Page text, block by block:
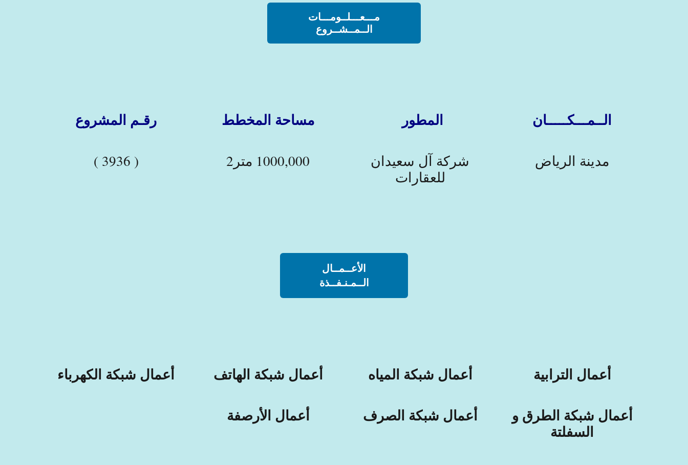
مـــعـــلــومـــات
الــمــشــروع
الــمـــكـــــان
مدينة الرياض
المطور
شركة آل سعيدان
للعقارات
مساحة المخطط
1000,000 متر2
رقـم المشروع
( 3936 )
الأعــمــال
الــمـنـفــذة
أعمال الترابية
أعمال شبكة الطرق و
السفلتة
أعمال شبكة المياه
أعمال شبكة الصرف
أعمال شبكة الهاتف
أعمال الأرصفة
أعمال شبكة الكهرباء